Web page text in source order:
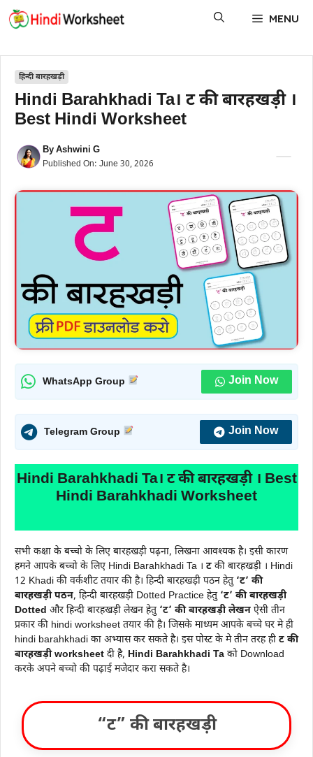
Skip
MENU
हिन्दी बारहखड़ी
Hindi Barahkhadi Ta। ट की बारहखड़ी ।
Best Hindi Worksheet
ByAshwini G
Published On: June 30, 2026
WhatsApp Group Join Now
Telegram Group Join Now
Hindi Barahkhadi Ta। ट की बारहखड़ी । Best
Hindi Barahkhadi Worksheet
सभी कक्षा के बच्चो के लिए बारहखड़ी पढ़ना, लिखना आवश्यक है। इसी कारण
हमने आपके बच्चो के लिए Hindi Barahkhadi Ta । ट की बारहखड़ी । Hindi
12 Khadi की वर्कशीट तयार की है। हिन्दी बारहखड़ी पठन हेतु ‘ट’ की
बारहखड़ी पठन, हिन्दी बारहखड़ी Dotted Practice हेतु ‘ट’ की बारहखड़ी
Dotted और हिन्दी बारहखड़ी लेखन हेतु ‘ट’ की बारहखड़ीलेखन ऐसी तीन
प्रकार की hindi worksheet तयार की है। जिसके माध्यम आपके बच्चे घर मे ही
hindi barahkhadi का अभ्यास कर सकते है। इस पोस्ट के मे तीन तरह ही ट की
बारहखड़ी worksheet दी है, Hindi Barahkhadi Ta को Download
करके अपने बच्चो की पढ़ाई मजेदार करा सकते है।
“ट” की बारहखड़ी